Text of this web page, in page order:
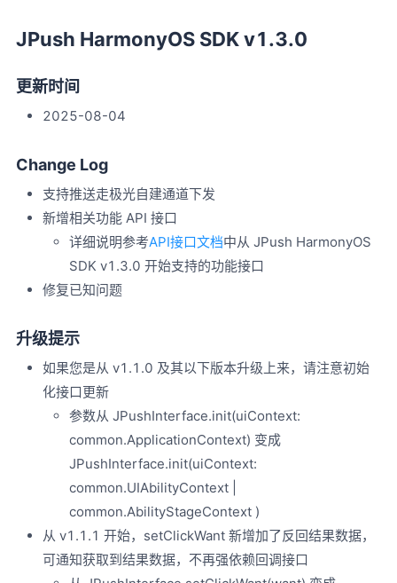
JPush HarmonyOS SDK v1.3.0
更新时间
2025-08-04
Change Log
支持推送走极光自建通道下发
新增相关功能 API 接口
详细说明参考API接口文档中从 JPush HarmonyOS
SDK v1.3.0 开始支持的功能接口
修复已知问题
升级提示
如果您是从 v1.1.0 及其以下版本升级上来，请注意初始
化接口更新
参数从 JPushInterface.init(uiContext:
common.ApplicationContext) 变成
JPushInterface.init(uiContext:
common.UIAbilityContext |
common.AbilityStageContext )
从 v1.1.1 开始，setClickWant 新增加了反回结果数据，
可通知获取到结果数据，不再强依赖回调接口